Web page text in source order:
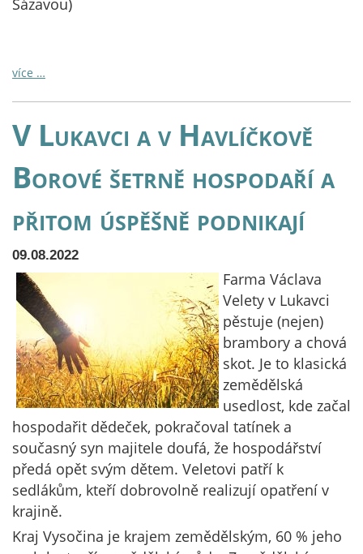
Sázavou)
více …
V Lukavci a v Havlíčkově
Borové šetrně hospodaří a
přitom úspěšně podnikají
09.08.2022
Farma Václava
Velety v Lukavci
pěstuje (nejen)
brambory a chová
skot. Je to klasická
zemědělská
usedlost, kde začal
hospodařit dědeček, pokračoval tatínek a
současný syn majitele doufá, že hospodářství
předá opět svým dětem. Veletovi patří k
sedlákům, kteří dobrovolně realizují opatření v
krajině.
Kraj Vysočina je krajem zemědělským, 60 % jeho